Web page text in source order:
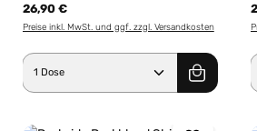
gewünschten Wert
26,90 €
Preise inkl. MwSt. und ggf. zzgl. Versandkosten
Produkt Anzahl: Gib